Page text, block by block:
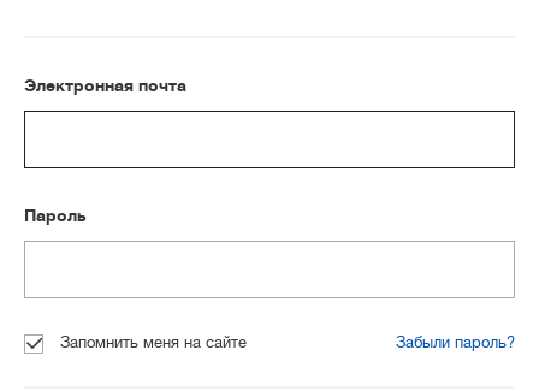
Электронная почта
Пароль
Запомнить меня на сайте Забыли пароль?